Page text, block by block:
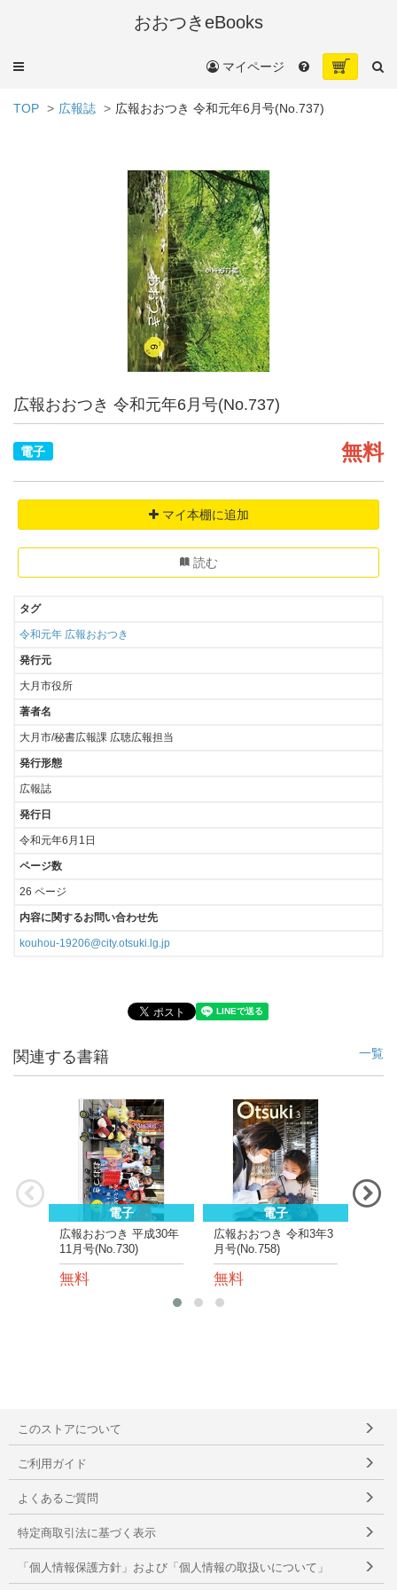
おおつきeBooks
メ
ュ
マイページ
TOP 広報誌 広報おおつき 令和元年6月号(No.737)
広報おおつき 令和元年6月号(No.737)
電子 無料
マイ本棚に追加
読む
タグ
令和元年 広報おおつき
発行元
大月市役所
著者名
大月市/秘書広報課 広聴広報担当
発行形態
広報誌
発行日
令和元年6月1日
ページ数
26 ページ
内容に関するお問い合わせ先
kouhou-19206@city.otsuki.lg.jp
関連する書籍 一覧
電子
広報おおつき 平成30年
11月号(No.730)
無料
電子
広報おおつき 令和3年3
月号(No.758)
無料
このストアについて
ご利用ガイド
よくあるご質問
特定商取引法に基づく表示
「個人情報保護方針」および「個人情報の取扱いについて」